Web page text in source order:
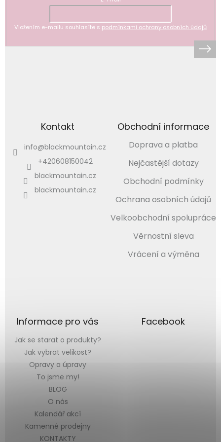
Vložením e-mailu souhlasíte s podmínkami ochrany osobních údajů
Kontakt
info@blackmountain.cz
+420608150042
blackmountain.cz
blackmountain.cz
Obchodní informace
Doprava a platba
Nejčastější dotazy
Obchodní podmínky
Ochrana osobních údajů
Velkoobchodní spolupráce
Věrnostní sleva
Vrácení a výměna
Informace pro vás
Jak se starat o produkty?
Jak vybrat velikost?
Opravy a úpravy
To jsme my!
BLOG
O nás
Kalendář akcí
Kamenné prodejny
KONTAKTY
Facebook